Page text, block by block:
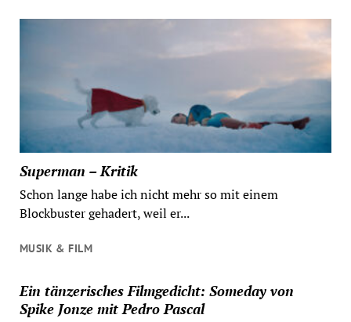
Superman – Kritik
Schon lange habe ich nicht mehr so mit einem
Blockbuster gehadert, weil er...
MUSIK & FILM
Ein tänzerisches Filmgedicht: Someday von
Spike Jonze mit Pedro Pascal